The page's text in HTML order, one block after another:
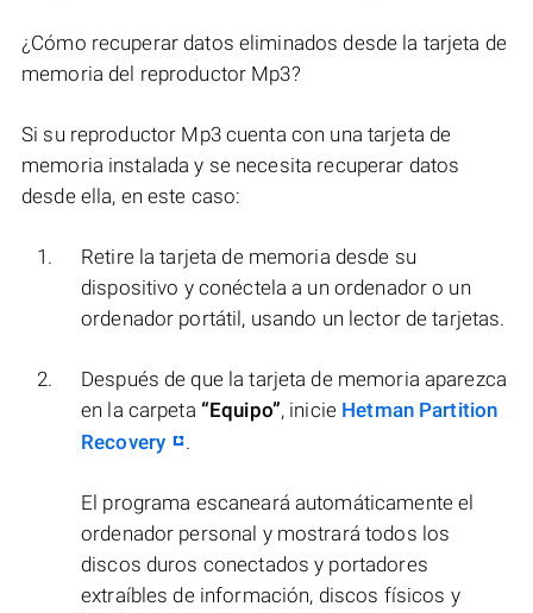
¿Cómo recuperar datos eliminados desde la tarjeta de
memoria del reproductor Mp3?
Si su reproductor Mp3 cuenta con una tarjeta de
memoria instalada y se necesita recuperar datos
desde ella, en este caso:
Retire la tarjeta de memoria desde su
dispositivo y conéctela a un ordenador o un
ordenador portátil, usando un lector de tarjetas.
Después de que la tarjeta de memoria aparezca
en la carpeta “Equipo”, inicie Hetman Partition
Recovery
.
El programa escaneará automáticamente el
ordenador personal y mostrará todos los
discos duros conectados y portadores
extraíbles de información, discos físicos y